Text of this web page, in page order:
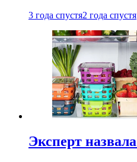
3 года спустя2 года спустя
Эксперт